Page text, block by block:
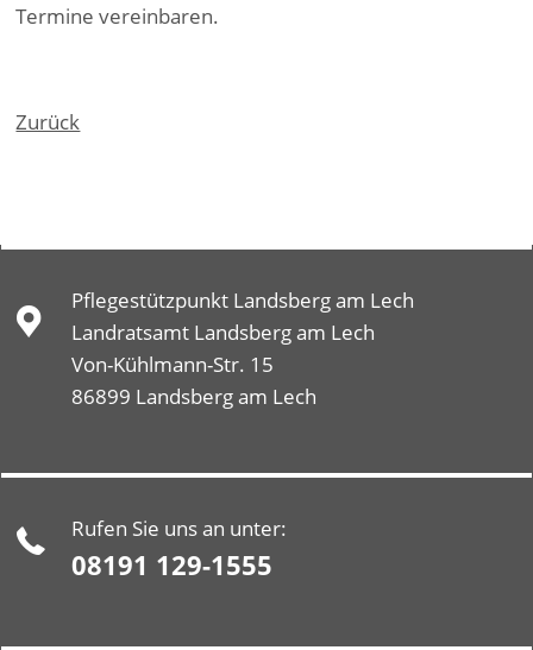
Termine vereinbaren.
Zurück
Pflegestützpunkt Landsberg am Lech
Landratsamt Landsberg am Lech
Von-Kühlmann-Str. 15
86899 Landsberg am Lech
Rufen Sie uns an unter:
08191 129-1555